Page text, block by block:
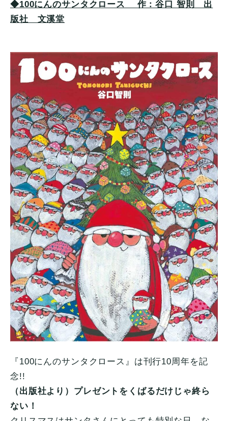
◆100にんのサンタクロース 作：谷口 智則 出
版社 文溪堂
『100にんのサンタクロース』は刊行10周年を記
念!!
（出版社より）プレゼントをくばるだけじゃ終ら
ない！